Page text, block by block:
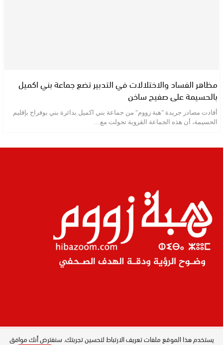
مظاهر الفساد والاختلالات في التدبير تضع جماعة بني اكميل
بالحسيمة على صفيح ساخن
أفادت مصادر جريدة "هبة زووم" من جماعة بني اكميل بدائرة بني بوفراح بإقليم
الحسيمة، أن هذه الجماعة القروية تحولت مع…
المدير العام : ليلى البصري بصيري / جميع
يستخدم هذا الموقع ملفات تعريف الارتباط لتحسين تجربتك. سنفترض أنك موافق